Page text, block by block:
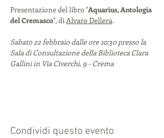
Presentazione del libro "Aquarius, Antologia
del Cremasco", di Alvaro Dellera.
Sabato 22 febbraio dalle ore 10:30 presso la
Sala di Consultazione della Biblioteca Clara
Gallini in Via Civerchi, 9 - Crema
Condividi questo evento